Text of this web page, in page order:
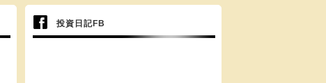
投資日記FB